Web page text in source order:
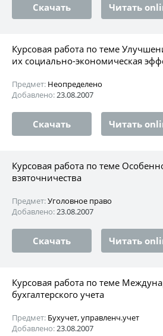
Скачать Читать
Курсовая работа по теме
их социально-экономическая
Предмет: Неопределено
Добавлено:23.08.2007
Скачать Читать
Курсовая работа по теме
взяточничества
Предмет:Уголовное право
Добавлено:23.08.2007
Скачать Читать
Курсовая работа по теме
бухгалтерского учета
Предмет: Бухучет, управленч.учет
Добавлено:23.08.2007